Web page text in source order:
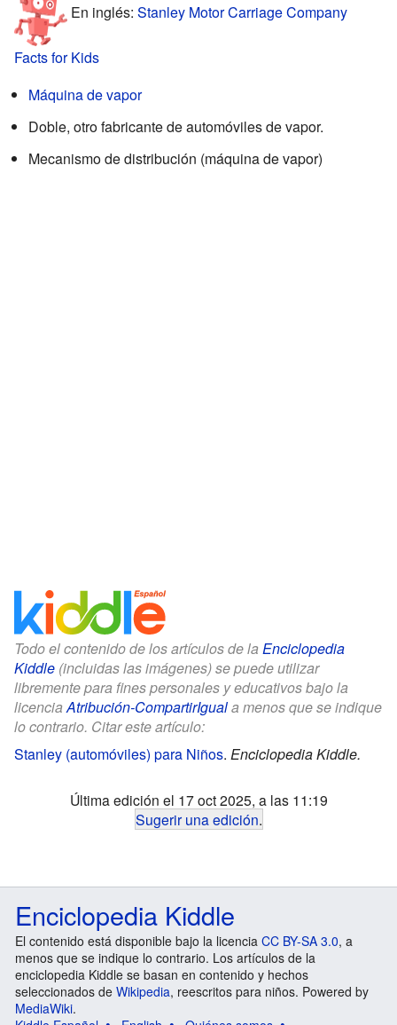
En inglés: Stanley Motor Carriage Company
Facts for Kids
Máquina de vapor
Doble, otro fabricante de automóviles de vapor.
Mecanismo de distribución (máquina de vapor)
Todo el contenido de los artículos de la Enciclopedia
Kiddle (incluidas las imágenes) se puede utilizar
libremente para fines personales y educativos bajo la
licencia Atribución-CompartirIguala menos que se indique
lo contrario. Citar este artículo:
Stanley (automóviles) para Niños. Enciclopedia Kiddle.
Última edición el 17 oct 2025, a las 11:19
Sugerir una edición.
Enciclopedia Kiddle
El contenido está disponible bajo la licencia CC BY-SA 3.0, a
menos que se indique lo contrario. Los artículos de la
enciclopedia Kiddle se basan en contenido y hechos
seleccionados de Wikipedia, reescritos para niños. Powered by
MediaWiki.